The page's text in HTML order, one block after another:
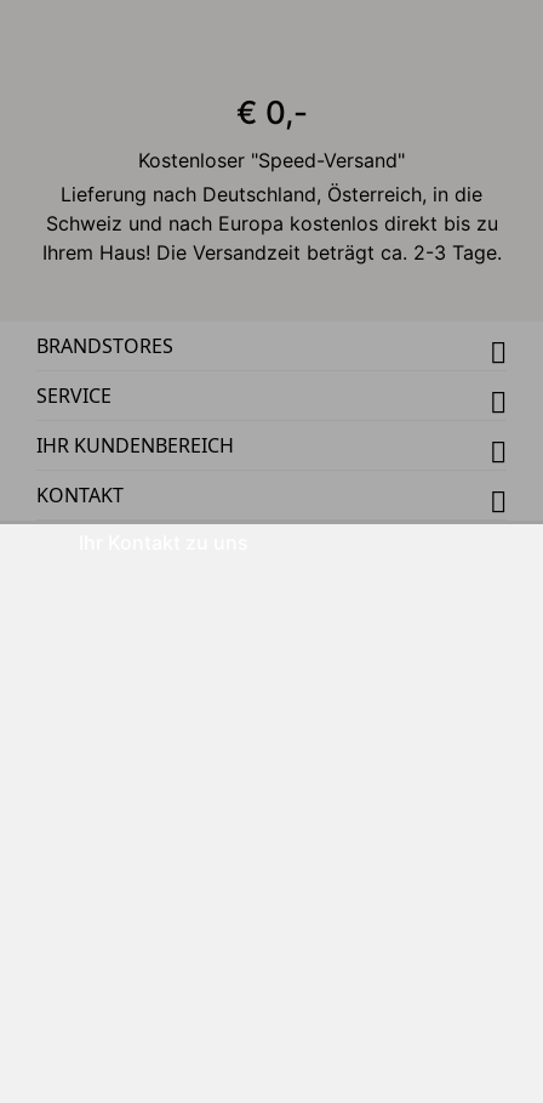
€ 0,-
Kostenloser "Speed-Versand"
Lieferung nach Deutschland, Österreich, in die
Schweiz und nach Europa kostenlos direkt bis zu
Ihrem Haus! Die Versandzeit beträgt ca. 2-3 Tage.
BRANDSTORES
SERVICE
IHR KUNDENBEREICH
KONTAKT